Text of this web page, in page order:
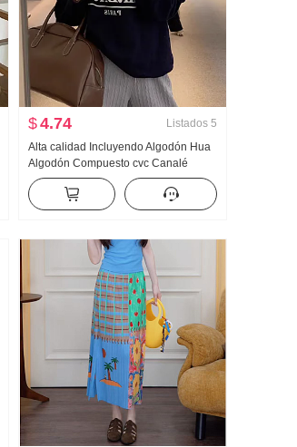
$4.74 Listados 5
Alta calidad Incluyendo Algodón Hua
Algodón Compuesto cvc Canalé
CUELLO REDONDO Estampado
Sudadera Mujer Pareja Estándar
Forrado